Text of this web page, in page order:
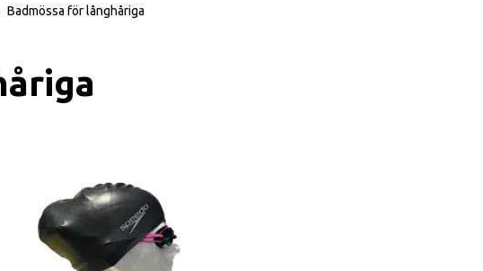
Badmössa för långhåriga